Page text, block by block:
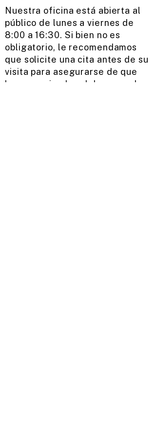
Nuestra oficina está abierta al
público de lunes a viernes de
8:00 a 16:30. Si bien no es
obligatorio, le recomendamos
que solicite una cita antes de su
visita para asegurarse de que
haya un miembro del personal